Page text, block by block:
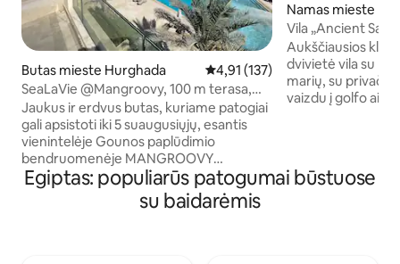
Butas mieste Hurghada Vidutinis įvertinimas: 4,91 iš 5,
4,91 (137)
SeaLaVie @Mangroovy, 100 m terasa,
paplūdimys ir 6 baseinai
Jaukus ir erdvus butas, kuriame patogiai
gali apsistoti iki 5 suaugusiųjų, esantis
vienintelėje Gounos paplūdimio
bendruomenėje MANGROOVY
Galimybė naudotis 6 dideliais baseinais,
3 min. pėsčiomis iki ilgo paplūdimio ir
centrinė vieta tarp 3 prieplaukų Privati
Namas mieste
Vila „Ancient
ir lagūna
Aukščiausios
dvivietė vila su
marių, su privačia
vaizdu į golfo
įrengtą virtuvę su
indaplove ir
Egiptas: populiarūs patogumai būstuose
su baidarėmis